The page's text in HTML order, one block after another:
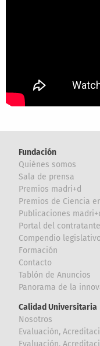
Fundación
Quiénes somos
Sala de prensa
Premios madri+d
Premios de Ciencia
Publicaciones
Portal del contratante
Compendio legislativo
Formación
Contacto
Tablón de Anuncios
Panorama de la
Calidad Universitaria
Nosotros
Evaluación,
Evaluación,